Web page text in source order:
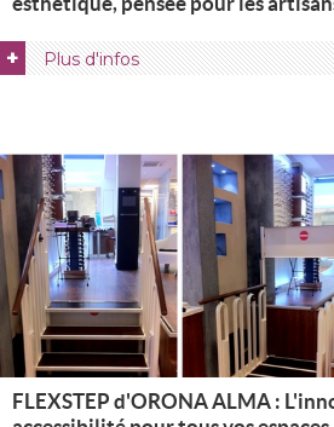
+ Plus d'infos
FLEXSTEP d'ORONA ALMA :